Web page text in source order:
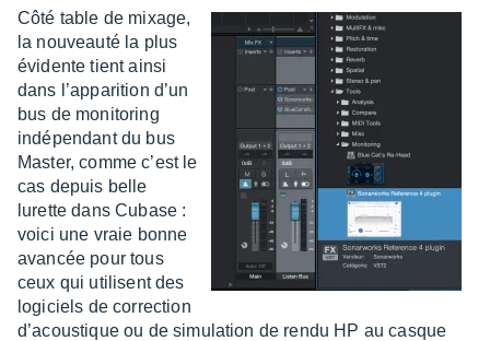
Côté table de mixage,
la nouveauté la plus
évidente tient ainsi
dans l’ap­pa­ri­tion d’un
bus de moni­to­ring
indé­pen­dant du bus
Master, comme c’est le
cas depuis belle
lurette dans Cubase :
voici une vraie bonne
avan­cée pour tous
ceux qui utilisent des
logi­ciels de correc­tion
d’acous­tique ou de simu­la­tion de rendu HP au casque